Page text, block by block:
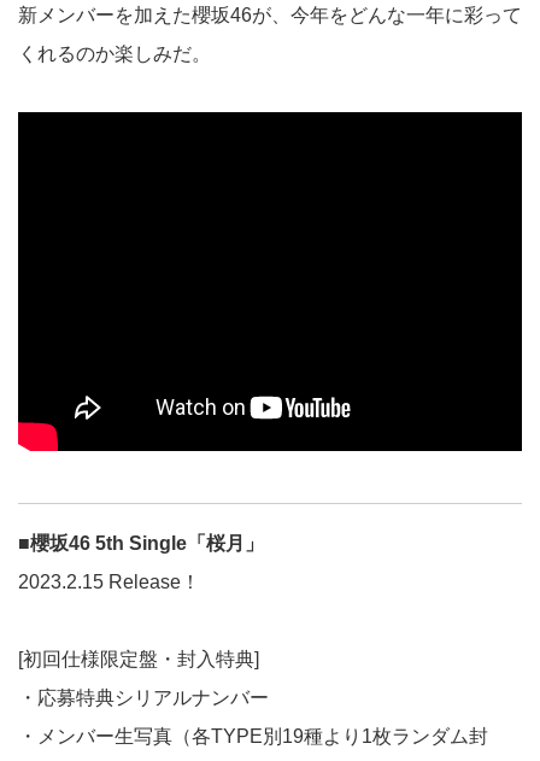
新メンバーを加えた櫻坂46が、今年をどんな一年に彩って
くれるのか楽しみだ。
■櫻坂46 5th Single「桜月」
2023.2.15 Release！
[初回仕様限定盤・封入特典]
・応募特典シリアルナンバー
・メンバー生写真（各TYPE別19種より1枚ランダム封